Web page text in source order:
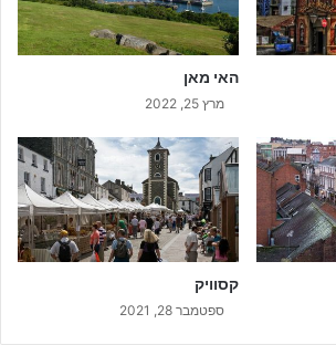
האי מאן
מרץ 25, 2022
קסוויק
ספטמבר 28, 2021